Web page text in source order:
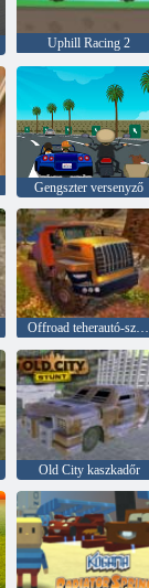
Uphill Racing 2
Gengszter versenyző
Offroad teherautó-szimulátor hegymászás
Old City kaszkadőr